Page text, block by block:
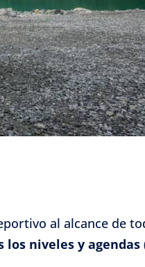
al alcance de
niveles y agendas